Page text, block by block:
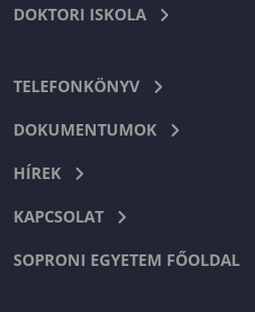
DOKTORI ISKOLA
TELEFONKÖNYV
DOKUMENTUMOK
HÍREK
KAPCSOLAT
SOPRONI EGYETEM FŐOLDAL